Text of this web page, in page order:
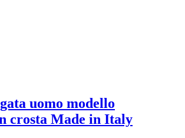
uomo modello
crosta Made in Italy